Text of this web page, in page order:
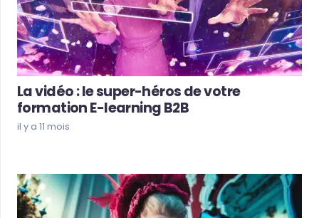
La vidéo : le super-héros de votre
formation E-learning B2B
il y a 11 mois